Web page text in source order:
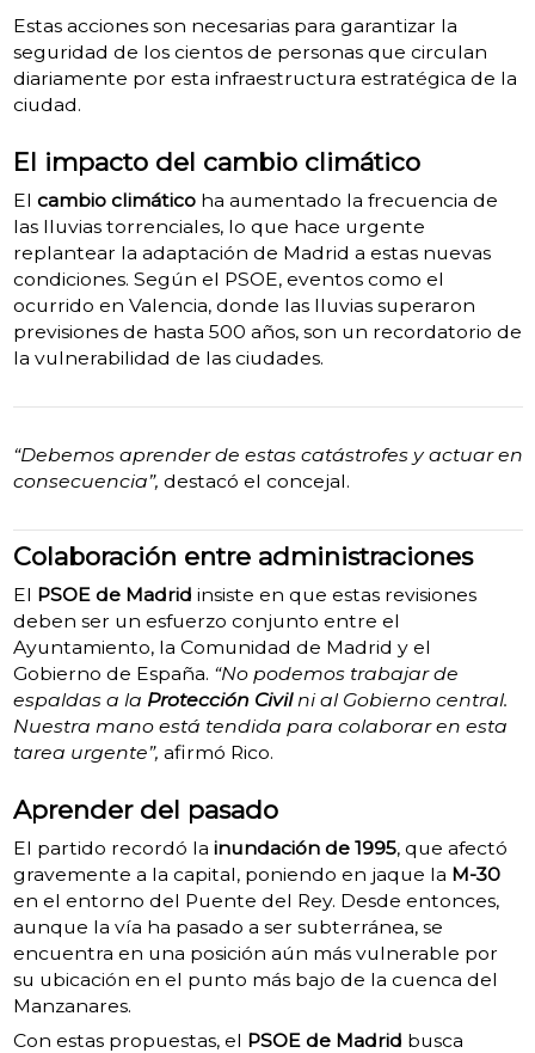
Estas acciones son necesarias para garantizar la
seguridad de los cientos de personas que circulan
diariamente por esta infraestructura estratégica de la
ciudad.
El impacto del cambio climático
El cambio climáticoha aumentado la frecuencia de
las lluvias torrenciales, lo que hace urgente
replantear la adaptación de Madrid a estas nuevas
condiciones. Según el PSOE, eventos como el
ocurrido en Valencia, donde las lluvias superaron
previsiones de hasta 500 años, son un recordatorio de
la vulnerabilidad de las ciudades.
“Debemos aprender de estas catástrofes y actuar en
consecuencia”, destacó el concejal.
Colaboración entre administraciones
El PSOE de Madrid insiste en que estas revisiones
deben ser un esfuerzo conjunto entre el
Ayuntamiento, la Comunidad de Madrid y el
Gobierno de España. “No podemos trabajar de
espaldas a la Protección Civilni al Gobierno central.
Nuestra mano está tendida para colaborar en esta
tarea urgente”, afirmó Rico.
Aprender del pasado
El partido recordó la inundación de 1995, que afectó
gravemente a la capital, poniendo en jaque la M-30
en el entorno del Puente del Rey. Desde entonces,
aunque la vía ha pasado a ser subterránea, se
encuentra en una posición aún más vulnerable por
su ubicación en el punto más bajo de la cuenca del
Manzanares.
Con estas propuestas, el PSOE de Madrid busca